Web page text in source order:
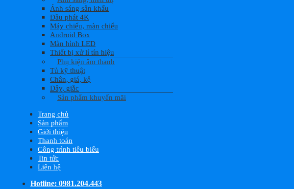
Ánh sáng sân khấu
Đầu phát 4K
Máy chiếu, màn chiếu
Android Box
Màn hình LED
Thiết bị xử lí tín hiệu
Phụ kiện âm thanh
Tủ kỹ thuật
Chân, giá, kệ
Dây, giắc
Sản phẩm khuyến mãi
Trang chủ
Sản phẩm
Giới thiệu
Thanh toán
Công trình tiêu biểu
Tin tức
Liên hệ
Hotline: 0981.204.443